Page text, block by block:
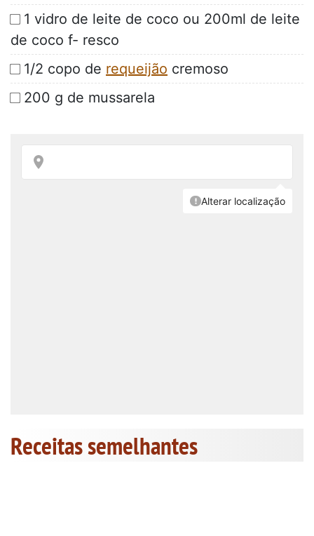
1 vidro de leite de coco ou 200ml de leite
de coco f- resco
1/2 copo de requeijão cremoso
200 g de mussarela
Receitas semelhantes